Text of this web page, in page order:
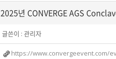
2025년 CONVERGE AGS
글쓴이 : 관리자
https://www.convergeevent.com/